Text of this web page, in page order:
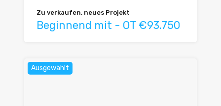
Zu verkaufen, neues Projekt
Beginnend mit - OT €93.750
Ausgewählt